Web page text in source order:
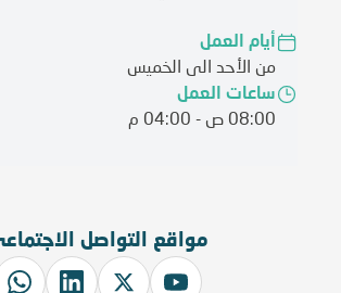
أيام العمل
من الأحد الى الخميس
ساعات العمل
08:00 ص - 04:00 م
مواقع التواصل